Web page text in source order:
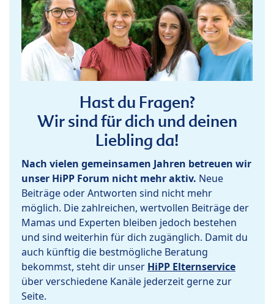
Hast du Fragen?
Wir sind für dich und deinen
Liebling da!
Nach vielen gemeinsamen Jahren betreuen wir
unser HiPP Forum nicht mehr aktiv. Neue
Beiträge oder Antworten sind nicht mehr
möglich. Die zahlreichen, wertvollen Beiträge der
Mamas und Experten bleiben jedoch bestehen
und sind weiterhin für dich zugänglich. Damit du
auch künftig die bestmögliche Beratung
bekommst, steht dir unser HiPP Elternservice
über verschiedene Kanäle jederzeit gerne zur
Seite.